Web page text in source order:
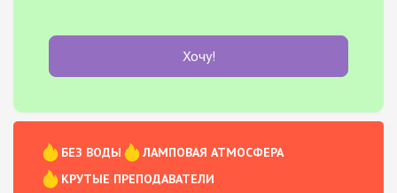
Хочу!
БЕЗ ВОДЫ
ЛАМПОВАЯ АТМОСФЕРА
КРУТЫЕ ПРЕПОДАВАТЕЛИ